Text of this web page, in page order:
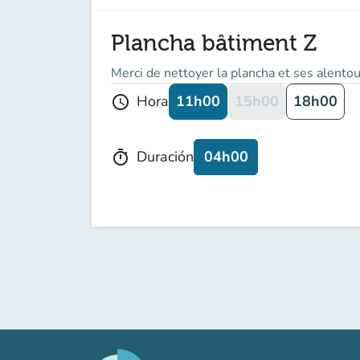
Plancha bâtiment Z
Merci de nettoyer la plancha et ses
schedule Hora 11h00 15h00 18h00
timer Duración 04h00